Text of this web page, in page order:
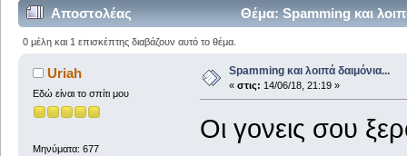
Αποστολέας Θέμα: Spamming και
0 μέλη και 1 επισκέπτης διαβάζουν αυτό το θέμα.
Uriah
Εδώ είναι το σπίτι μου
Μηνύματα: 677
Spamming και λοιπά δαιμόνια...
« στις: 14/06/18, 21:19 »
Οι γονεις σου